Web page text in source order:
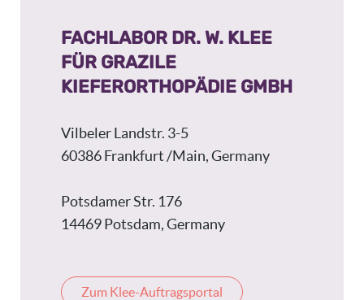
FACHLABOR DR. W. KLEE
FÜR GRAZILE
KIEFERORTHOPÄDIE GMBH
Vilbeler Landstr. 3-5
60386 Frankfurt /Main, Germany
Potsdamer Str. 176
14469 Potsdam, Germany
Zum Klee-Auftragsportal